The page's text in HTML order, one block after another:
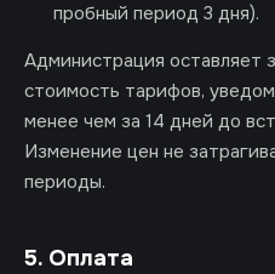
пробный период 3 дня).
Администрация оставляет
стоимость тарифов,
менее чем за 14 дней до
Изменение цен не
периоды.
5. Оплата